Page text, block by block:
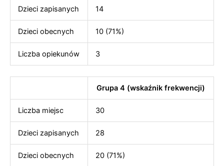
Dzieci zapisanych 14
Dzieci obecnych 10 (71%)
Liczba opiekunów 3
Grupa 4 (wskaźnik frekwencji)
Liczba miejsc 30
Dzieci zapisanych 28
Dzieci obecnych 20 (71%)